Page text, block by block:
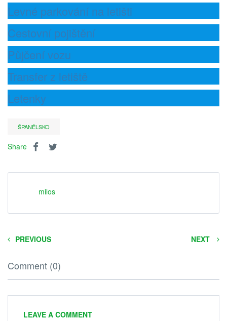
Levné parkování na letišti
Cestovní pojištění
Půjčení vozu
Transfer z letiště
Letenky
ŠPANĚLSKO
Share
milos
PREVIOUS NEXT
Comment (0)
LEAVE A COMMENT